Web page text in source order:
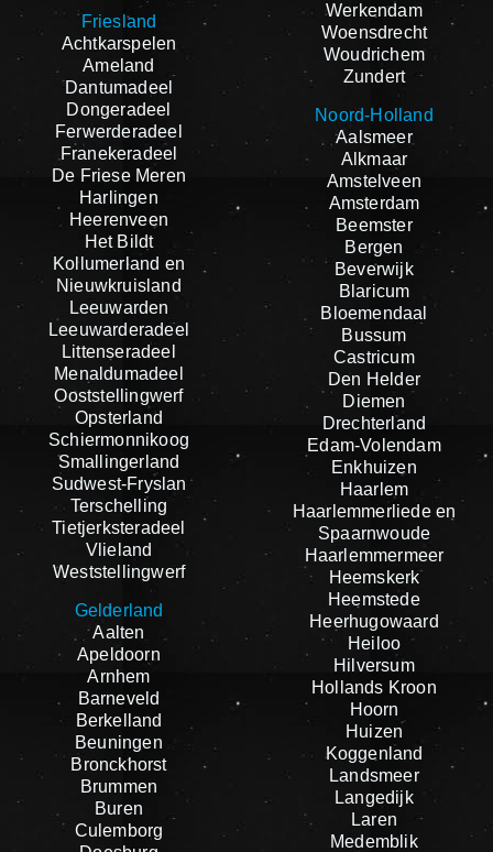
Friesland
Achtkarspelen
Ameland
Dantumadeel
Dongeradeel
Ferwerderadeel
Franekeradeel
De Friese Meren
Harlingen
Heerenveen
Het Bildt
Kollumerland en
Nieuwkruisland
Leeuwarden
Leeuwarderadeel
Littenseradeel
Menaldumadeel
Ooststellingwerf
Opsterland
Schiermonnikoog
Smallingerland
Sudwest-Fryslan
Terschelling
Tietjerksteradeel
Vlieland
Weststellingwerf
Gelderland
Aalten
Apeldoorn
Arnhem
Barneveld
Berkelland
Beuningen
Bronckhorst
Brummen
Buren
Culemborg
Werkendam
Woensdrecht
Woudrichem
Zundert
Noord-Holland
Aalsmeer
Alkmaar
Amstelveen
Amsterdam
Beemster
Bergen
Beverwijk
Blaricum
Bloemendaal
Bussum
Castricum
Den Helder
Diemen
Drechterland
Edam-Volendam
Enkhuizen
Haarlem
Haarlemmerliede en
Spaarnwoude
Haarlemmermeer
Heemskerk
Heemstede
Heerhugowaard
Heiloo
Hilversum
Hollands Kroon
Hoorn
Huizen
Koggenland
Landsmeer
Langedijk
Laren
Medemblik